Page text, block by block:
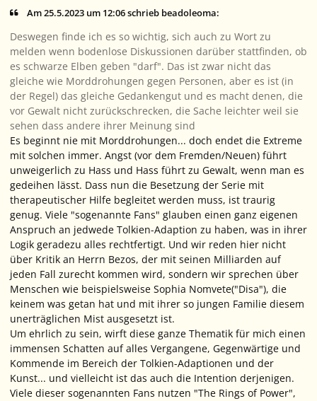
Am 25.5.2023 um 12:06 schrieb beadoleoma:
Deswegen finde ich es so wichtig, sich auch zu Wort zu
melden wenn bodenlose Diskussionen darüber stattfinden, ob
es schwarze Elben geben "darf". Das ist zwar nicht das
gleiche wie Morddrohungen gegen Personen, aber es ist (in
der Regel) das gleiche Gedankengut und es macht denen, die
vor Gewalt nicht zurückschrecken, die Sache leichter weil sie
sehen dass andere ihrer Meinung sind
Es beginnt nie mit Morddrohungen... doch endet die Extreme
mit solchen immer. Angst (vor dem Fremden/Neuen) führt
unweigerlich zu Hass und Hass führt zu Gewalt, wenn man es
gedeihen lässt. Dass nun die Besetzung der Serie mit
therapeutischer Hilfe begleitet werden muss, ist traurig
genug. Viele "sogenannte Fans" glauben einen ganz eigenen
Anspruch an jedwede Tolkien-Adaption zu haben, was in ihrer
Logik geradezu alles rechtfertigt. Und wir reden hier nicht
über Kritik an Herrn Bezos, der mit seinen Milliarden auf
jeden Fall zurecht kommen wird, sondern wir sprechen über
Menschen wie beispielsweise Sophia Nomvete("Disa"), die
keinem was getan hat und mit ihrer so jungen Familie diesem
unerträglichen Mist ausgesetzt ist.
Um ehrlich zu sein, wirft diese ganze Thematik für mich einen
immensen Schatten auf alles Vergangene, Gegenwärtige und
Kommende im Bereich der Tolkien-Adaptionen und der
Kunst... und vielleicht ist das auch die Intention derjenigen.
Viele dieser sogenannten Fans nutzen "The Rings of Power",